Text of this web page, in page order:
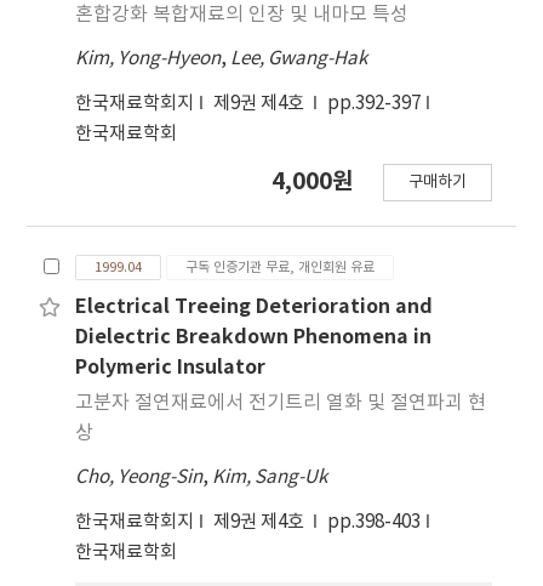
혼합강화 복합재료의 인장 및 내마모 특성
Kim, Yong-Hyeon, Lee, Gwang-Hak
한국재료학회지 제9권 제4호
pp.392-397
한국재료학회
4,000원 구매하기
1999.04 구독 인증기관 무료, 개인회원 유료
Electrical Treeing Deterioration and
Dielectric Breakdown Phenomena in
Polymeric Insulator
고분자 절연재료에서 전기트리 열화 및 절연파괴 현
상
Cho, Yeong-Sin, Kim, Sang-Uk
한국재료학회지 제9권 제4호
pp.398-403
한국재료학회